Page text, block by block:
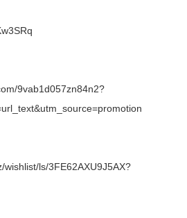
9vab1d057zn84n2?
wishlist/ls/3FE62AXU9J5AX?